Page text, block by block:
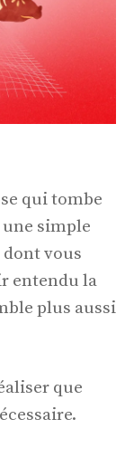
qui tombe
simple
vous
entendu la
plus aussi
que